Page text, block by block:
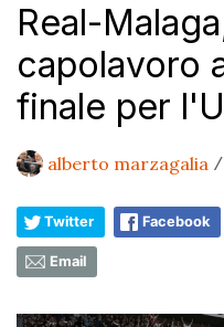
Real-
capolavoro
finale per
alberto marzagalia /
Twitter Facebook
Email